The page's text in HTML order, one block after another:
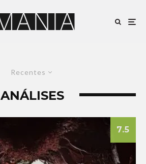
Recentes
ANÁLISES
7.5